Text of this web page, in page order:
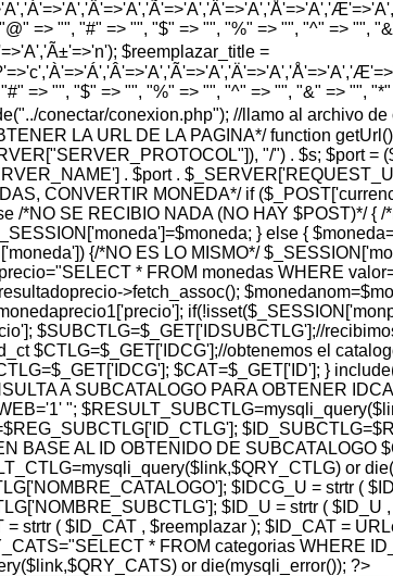
=> "", "#" => "", "$" => "", "%" => "", "^" => "",
$reemplazar_title =
=> "", "$" => "", "%" => "", "^" => "", "&" => "",
conectar/conexion.php"); //llamo al archivo
LA URL DE LA PAGINA*/ function
"/") . $s; $port =
. $port .
CONVERTIR MONEDA*/ if
/*NO SE RECIBIO NADA (NO HAY $POST)*/ {
} else {
{/*NO ES LO MISMO*/
* FROM monedas WHERE
>fetch_assoc();
$SUBCTLG=$_GET['IDSUBCTLG'];//
$CTLG=$_GET['IDCG'];//obtenemos el
$CAT=$_GET['ID']; }
A SUBCATALOGO PARA OBTENER
";
BASE AL ID OBTENIDO DE
or
$IDCG_U = strtr (
$ID_U = strtr ( $ID_U
strtr ( $ID_CAT , $reemplazar ); $ID_CAT =
* FROM categorias WHERE
or die(mysqli_error()); ?>